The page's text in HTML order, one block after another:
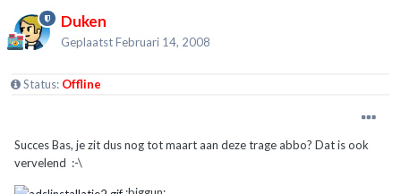
Duken
GeplaatstFebruari 14, 2008
Status: Offline
Succes Bas, je zit dus nog tot maart aan deze trage abbo? Dat is ook
vervelend :-\